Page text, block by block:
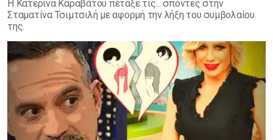
Η Κατερίνα Καραβάτου πέταξε τις... σπόντες στην
Σταματίνα Τσιμτσιλή με αφορμή την λήξη του συμβολαίου
της.